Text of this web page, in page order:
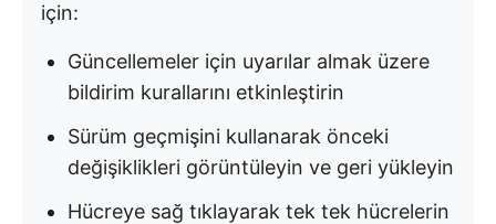
için:
Güncellemeler için uyarılar almak üzere
bildirim kurallarını etkinleştirin
Sürüm geçmişini kullanarak önceki
değişiklikleri görüntüleyin ve geri yükleyin
Hücreye sağ tıklayarak tek tek hücrelerin